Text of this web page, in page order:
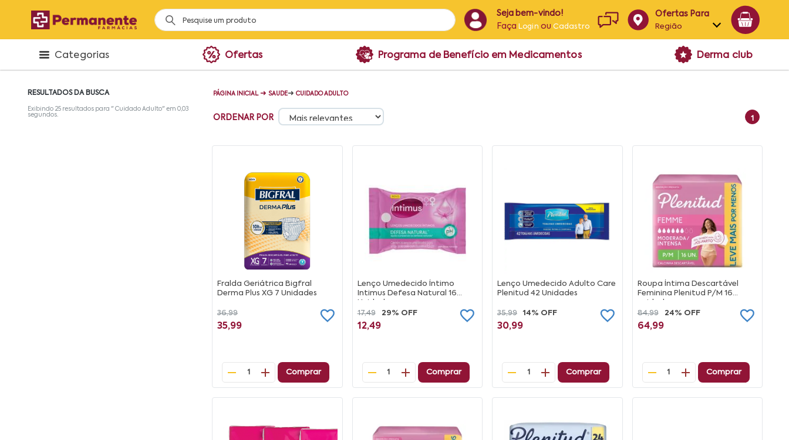
Seja bem-vindo!
Faça Login ouCadastro
Ofertas Para
Região
Alagoas
Categorias Ofertas Programa de Benefício em Medicamentos Derma club
RESULTADOS DA BUSCA
Exibindo 25 resultados para " Cuidado Adulto" em 0,03
segundos.
PÁGINA INICIAL ➜ SAUDE➜ CUIDADO ADULTO
ORDENAR POR 1
Fralda Geriátrica Bigfral
Derma Plus XG 7 Unidades
36,99
35,99
1 Comprar
Lenço Umedecido Íntimo
Intimus Defesa Natural 16
Unidades
17,49
29% OFF
12,49
1 Comprar
Lenço Umedecido Adulto Care
Plenitud 42 Unidades
35,99 14% OFF
30,99
1 Comprar
Roupa Íntima Descartável
Feminina Plenitud P/M 16
unidades
84,99
24% OFF
64,99
1 Comprar